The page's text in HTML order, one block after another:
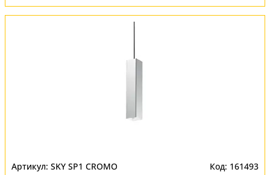
SKY SP1 CROMO 161493